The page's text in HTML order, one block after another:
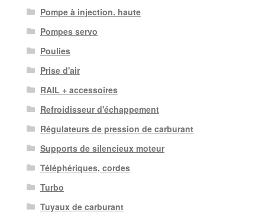
Pompe à injection. haute
Pompes servo
Poulies
Prise d'air
RAIL + accessoires
Refroidisseur d'échappement
Régulateurs de pression de carburant
Supports de silencieux moteur
Téléphériques, cordes
Turbo
Tuyaux de carburant